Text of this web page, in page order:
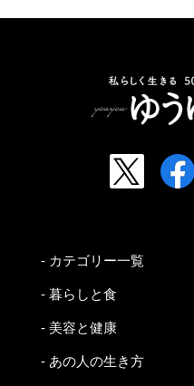
- カテゴリー一覧
- 暮らしと食
- 美容と健康
- あの人の生き方